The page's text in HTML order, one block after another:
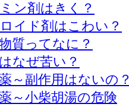
ン剤はきく？
イド剤はこわい？
質ってなに？
なぜ苦い？
～副作用はないの
～小柴胡湯の危険